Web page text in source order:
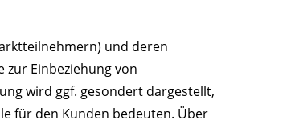
und deren
Einbeziehung von
wird ggf. gesondert dargestellt,
für den Kunden bedeuten. Über